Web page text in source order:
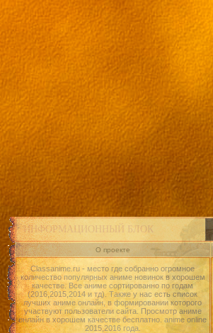
ИНФОРМАЦИОННЫЙ БЛОК
О проекте
Classanime.ru - место где собранно огромное
количество популярных аниме новинок в хорошем
качестве. Все аниме сортированно по годам
(2016,2015,2014 и тд). Также у нас есть список
лучших аниме онлайн, в формировании которого
участвуют пользователи сайта. Просмотр аниме
онлайн в хорошем качестве бесплатно. anime online
2015,2016 года.